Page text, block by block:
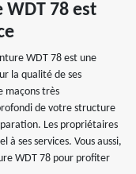
WDT 78 est
WDT 78 est une
la qualité de ses
maçons très
de votre structure
Les propriétaires
à ses services. Vous aussi,
WDT 78 pour profiter